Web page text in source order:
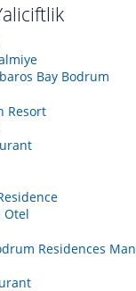
Bay Bodrum
Resort
Otel
Residences